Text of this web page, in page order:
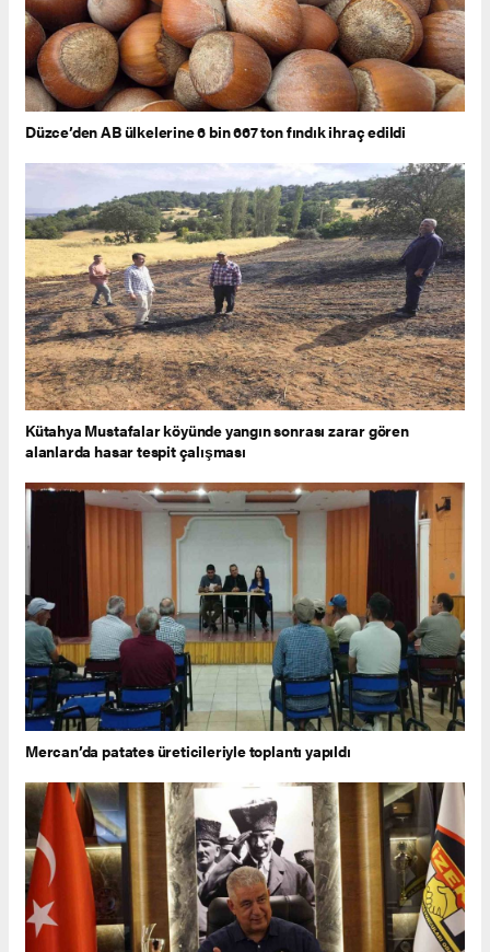
Düzce’den AB ülkelerine 6 bin 667 ton fındık ihraç edildi
Kütahya Mustafalar köyünde yangın sonrası zarar gören
alanlarda hasar tespit çalışması
Mercan’da patates üreticileriyle toplantı yapıldı